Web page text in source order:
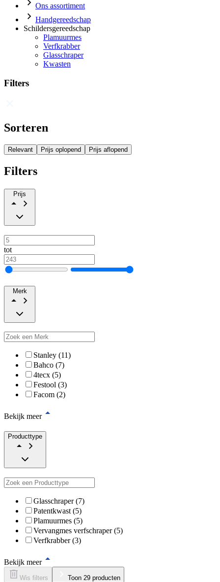
Ons assortiment
Handgereedschap
Schildersgereedschap
Plamuurmes
Verfkrabber
Glasschraper
Kwasten
Filters
Sorteren
Relevant Prijs oplopend Prijs aflopend
Filters
Prijs
tot
Merk
Stanley (11)
Bahco (7)
4tecx (5)
Festool (3)
Facom (2)
Bekijk meer
Producttype
Glasschraper (7)
Patentkwast (5)
Plamuurmes (5)
Vervangmes verfschraper (5)
Verfkrabber (3)
Bekijk meer
Wis filters Toon 29 producten